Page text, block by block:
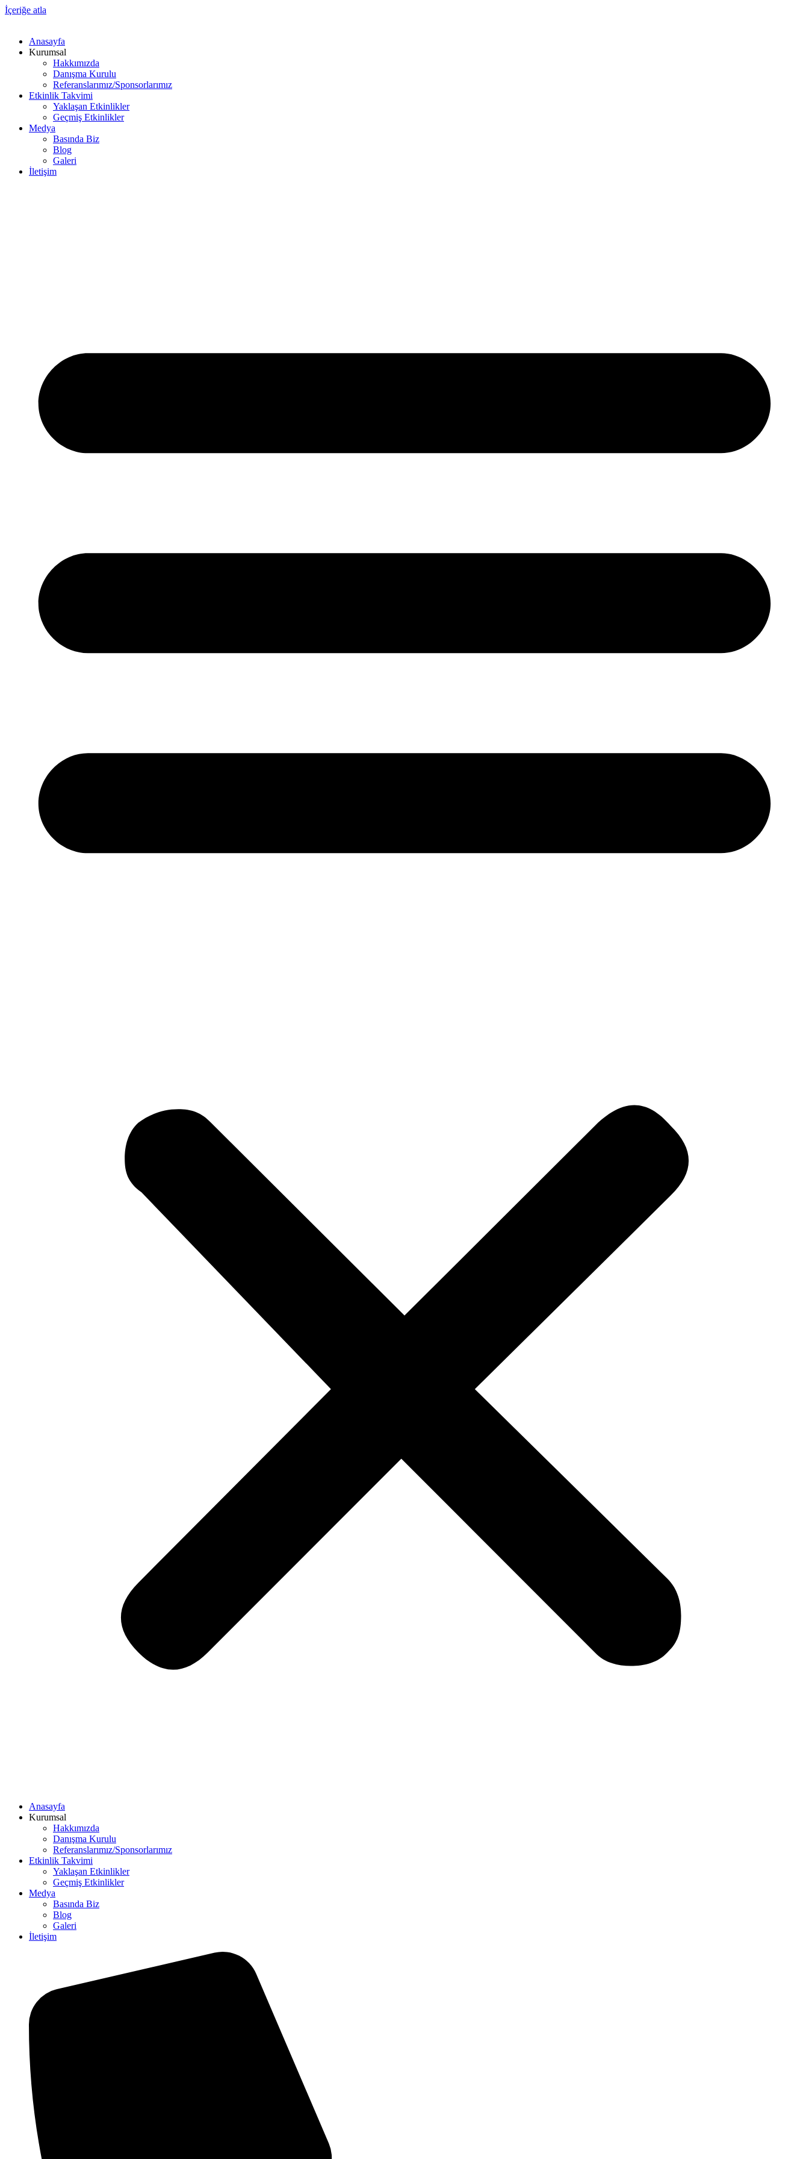
İçeriğe atla
Anasayfa
Kurumsal
Hakkımızda
Danışma Kurulu
Referanslarımız/Sponsorlarımız
Etkinlik Takvimi
Yaklaşan Etkinlikler
Geçmiş Etkinlikler
Medya
Basında Biz
Blog
Galeri
İletişim
Anasayfa
Kurumsal
Hakkımızda
Danışma Kurulu
Referanslarımız/Sponsorlarımız
Etkinlik Takvimi
Yaklaşan Etkinlikler
Geçmiş Etkinlikler
Medya
Basında Biz
Blog
Galeri
İletişim